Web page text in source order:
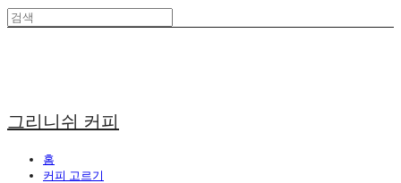
그리니쉬 커피
홈
커피 고르기